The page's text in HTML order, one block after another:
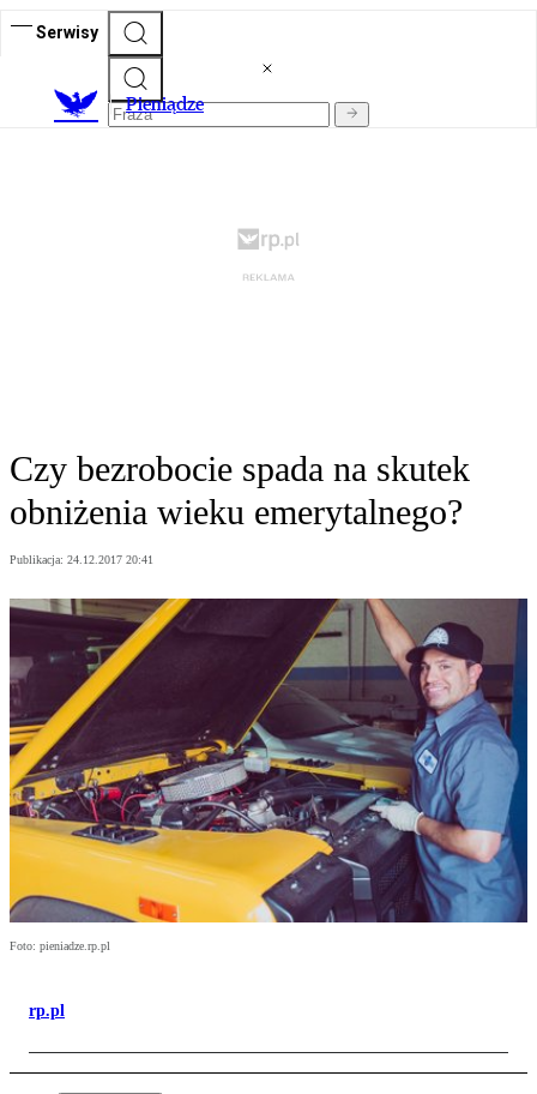
Serwisy
Pieniądze
Czy bezrobocie spada na skutek
obniżenia wieku emerytalnego?
Publikacja: 24.12.2017 20:41
Foto: pieniadze.rp.pl
rp.pl